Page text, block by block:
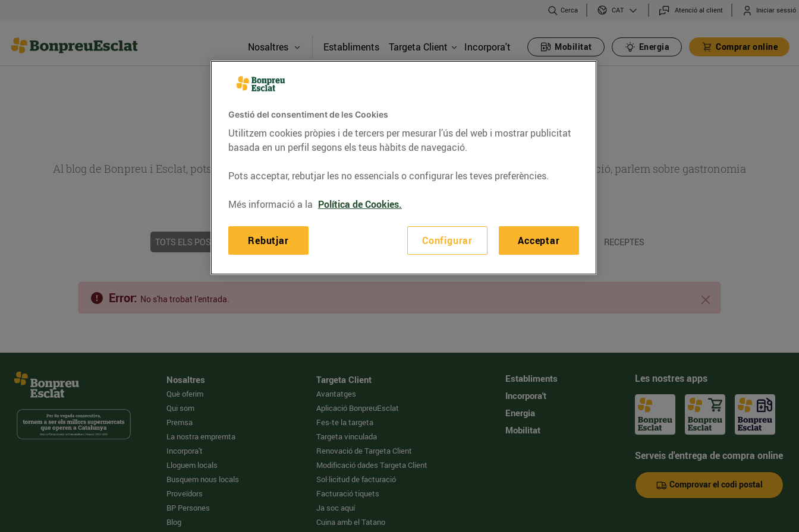
Cerca CAT Atenció al client Iniciar sessió
Nosaltres Establiments Targeta Client Incorpora't Mobilitat Energia Comprar online
BLOG
Al blog de Bonpreu i Esclat, pots trobar receptes, consells nutricionals, informació d’actualitat sobre alimentació, parlem sobre gastronomia
TOTS ELS POSTS ACTUALITAT ENERGIA GASTRONOMIA I TRADICIONS RECEPTES
Tanca
Error: No s'ha trobat l'entrada.
Nosaltres
Què oferim
Qui som
Premsa
La nostra empremta
Incorpora't
Lloguem locals
Busquem nous locals
Proveïdors
BP Persones
Blog
Targeta Client
Avantatges
Aplicació BonpreuEsclat
Fes-te la targeta
Targeta vinculada
Renovació de Targeta Client
Modificació dades Targeta Client
Sol·licitud de facturació
Facturació tiquets
Ja soc aquí
Cuina amb el Tatano
Establiments
Incorpora't
Energia
Mobilitat
Les nostres apps
Serveis d'entrega de compra online
Comprovar el codi postal
Gestió del consentiment de les Cookies
Utilitzem cookies pròpies i de tercers per mesurar l’ús del web i mostrar publicitat
basada en un perfil segons els teus hàbits de navegació.
Pots acceptar, rebutjar les no essencials o configurar les teves preferències.
Més informació a la Política de Cookies.
Configurar
Rebutjar Acceptar